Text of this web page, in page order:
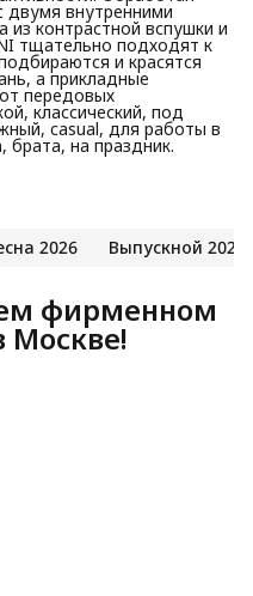
внутренними
контрастной вспушки и
тщательно подходят к
и красятся
а прикладные
передовых
классический, под
casual, для работы в
на праздник.
2026 Выпускной 2026
фирменном
Москве!